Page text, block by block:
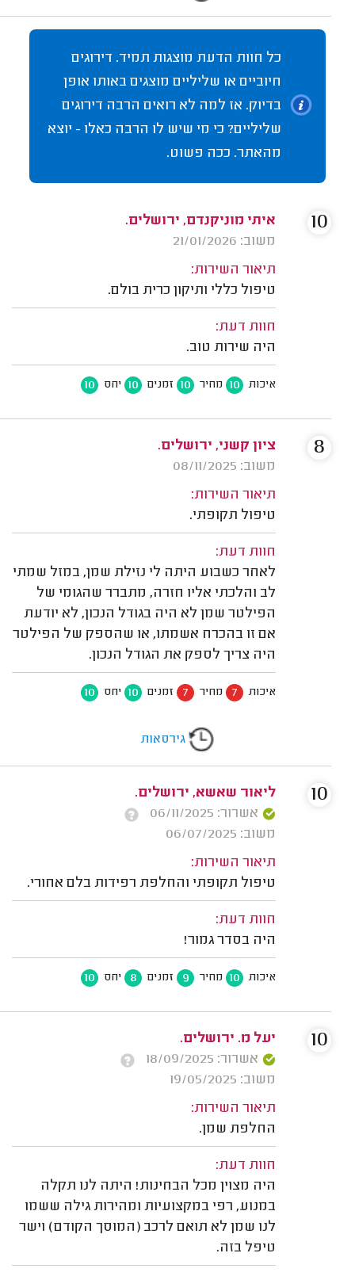
כל חוות הדעת מוצגות תמיד. דירוגים
חיוביים או שליליים מוצגים באותו אופן
בדיוק. אז למה לא רואים הרבה דירוגים
שליליים? כי מי שיש לו הרבה כאלו - יוצא
מהאתר. ככה פשוט.
איתי מוניקנדם, ירושלים.
משוב: 21/01/2026
תיאור השירות:
טיפול כללי ותיקון כרית בולם.
חוות דעת:
היה שירות טוב.
איכות 10 מחיר 10 זמנים 10 יחס 10
10
ציון קשני, ירושלים.
משוב: 08/11/2025
תיאור השירות:
טיפול תקופתי.
חוות דעת:
לאחר כשבוע היתה לי נזילת שמן, במזל שמתי
לב והלכתי אליו חזרה, מתברר שהגומי של
הפילטר שמן לא היה בגודל הנכון, לא יודעת
אם זו בהכרח אשמתו, או שהספק של הפילטר
היה צריך לספק את הגודל הנכון.
איכות 7 מחיר 7 זמנים 10 יחס 10
8
גירסאות
ליאור שאשא, ירושלים.
אשרור: 06/11/2025
משוב: 06/07/2025
תיאור השירות:
טיפול תקופתי והחלפת רפידות בלם אחורי.
חוות דעת:
היה בסדר גמור!
איכות 10 מחיר 9 זמנים 8 יחס 10
10
יעל מ. ירושלים.
אשרור: 18/09/2025
משוב: 19/05/2025
תיאור השירות:
החלפת שמן.
חוות דעת:
היה מצוין מכל הבחינות! היתה לנו תקלה
במנוע, רפי במקצועיות ומהירות גילה ששמו
לנו שמן לא תואם לרכב (המוסך הקודם) וישר
טיפל בזה.
10